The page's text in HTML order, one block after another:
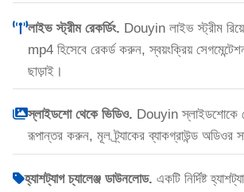
লাইভ স্ট্রীম রেকর্ডিং. Douyin লাইভ স্ট্রীম
mp4 হিসেবে রেকর্ড করুন, স্বয়ংক্রিয়
ছাড়াই।
স্লাইডশো থেকে ভিডিও. Douyin স্লাইডশোকে
রূপান্তর করুন, মূল ট্র্যাকের ব্যাকগ্রাউন্ড অডিওর
হ্যাশট্যাগ চ্যালেঞ্জ ডাউনলোড. একটি নির্দিষ্ট